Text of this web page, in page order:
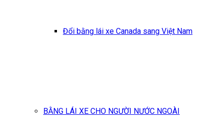
Đổi bằng lái xe Canada sang Việt Nam
BẰNG LÁI XE CHO NGƯỜI NƯỚC NGOÀI